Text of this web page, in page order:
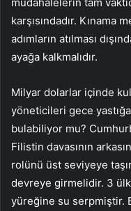
karşısındadır. Kınama
adımların atılması
ayağa kalkmalıdır.
Milyar dolarlar içinde
yöneticileri gece
bulabiliyor mu?
Filistin davasının
rolünü üst seviyeye
devreye girmelidir. 3
yüreğine su serpmiştir.